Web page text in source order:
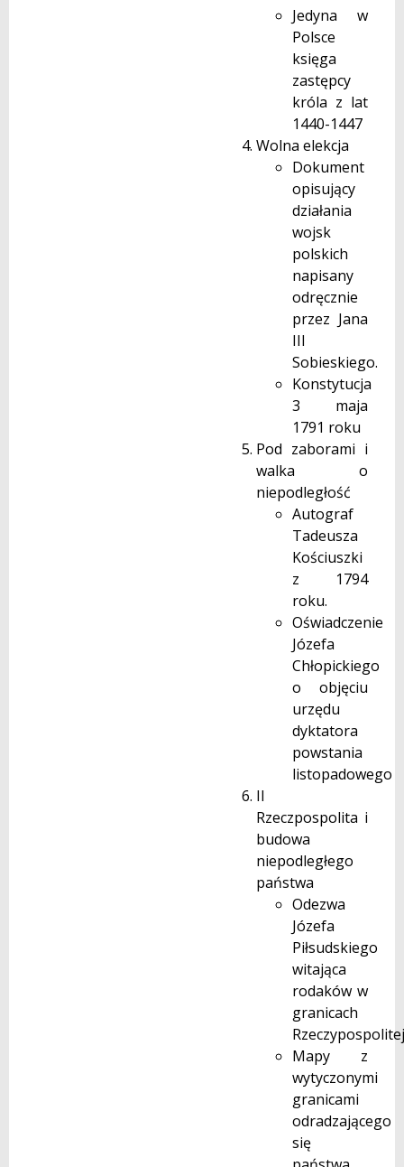
Jedyna w
Polsce
księga
zastępcy
króla z lat
1440-1447
Wolna elekcja
Dokument
opisujący
działania
wojsk
polskich
napisany
odręcznie
przez Jana
III
Sobieskiego.
Konstytucja
3 maja
1791 roku
Pod zaborami i
walka o
niepodległość
Autograf
Tadeusza
Kościuszki
z 1794
roku.
Oświadczenie
Józefa
Chłopickiego
o objęciu
urzędu
dyktatora
powstania
listopadowego
II
Rzeczpospolita i
budowa
niepodległego
państwa
Odezwa
Józefa
Piłsudskiego
witająca
rodaków w
granicach
Rzeczypospolitej
Mapy z
wytyczonymi
granicami
odradzającego
się